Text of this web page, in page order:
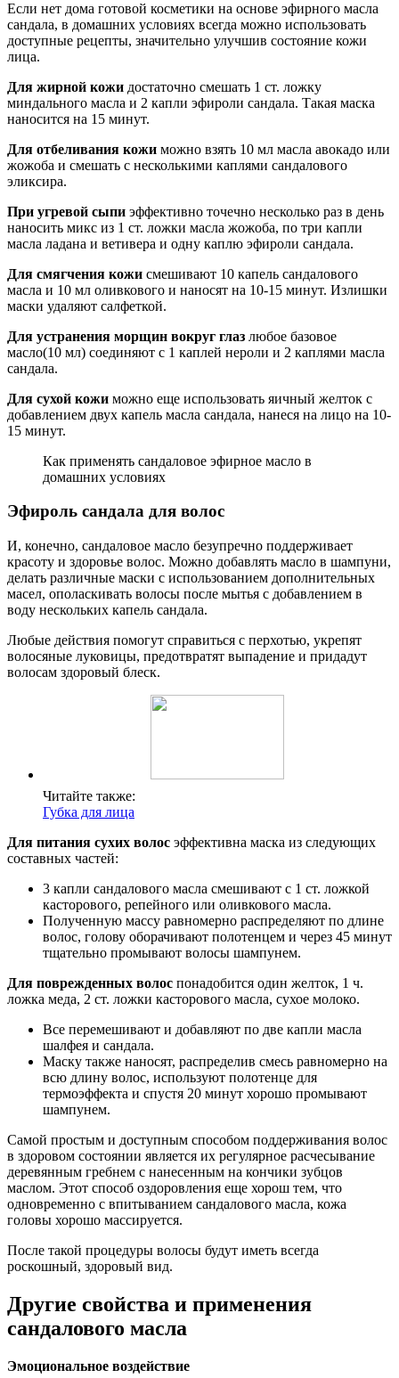
Если нет дома готовой косметики на основе эфирного масла
сандала, в домашних условиях всегда можно использовать
доступные рецепты, значительно улучшив состояние кожи
лица.
Для жирной кожи достаточно смешать 1 ст. ложку
миндального масла и 2 капли эфироли сандала. Такая маска
наносится на 15 минут.
Для отбеливания кожи можно взять 10 мл масла авокадо или
жожоба и смешать с несколькими каплями сандалового
эликсира.
При угревой сыпи эффективно точечно несколько раз в день
наносить микс из 1 ст. ложки масла жожоба, по три капли
масла ладана и ветивера и одну каплю эфироли сандала.
Для смягчения кожи смешивают 10 капель сандалового
масла и 10 мл оливкового и наносят на 10-15 минут. Излишки
маски удаляют салфеткой.
Для устранения морщин вокруг глаз любое базовое
масло(10 мл) соединяют с 1 каплей нероли и 2 каплями масла
сандала.
Для сухой кожи можно еще использовать яичный желток с
добавлением двух капель масла сандала, нанеся на лицо на 10-
15 минут.
Как применять сандаловое эфирное масло в
домашних условиях
Эфироль сандала для волос
И, конечно, сандаловое масло безупречно поддерживает
красоту и здоровье волос. Можно добавлять масло в шампуни,
делать различные маски с использованием дополнительных
масел, ополаскивать волосы после мытья с добавлением в
воду нескольких капель сандала.
Любые действия помогут справиться с перхотью, укрепят
волосяные луковицы, предотвратят выпадение и придадут
волосам здоровый блеск.
Читайте также:
Губка для лица
Для питания сухих волос эффективна маска из следующих
составных частей:
3 капли сандалового масла смешивают с 1 ст. ложкой
касторового, репейного или оливкового масла.
Полученную массу равномерно распределяют по длине
волос, голову оборачивают полотенцем и через 45 минут
тщательно промывают волосы шампунем.
Для поврежденных волос понадобится один желток, 1 ч.
ложка меда, 2 ст. ложки касторового масла, сухое молоко.
Все перемешивают и добавляют по две капли масла
шалфея и сандала.
Маску также наносят, распределив смесь равномерно на
всю длину волос, используют полотенце для
термоэффекта и спустя 20 минут хорошо промывают
шампунем.
Самой простым и доступным способом поддерживания волос
в здоровом состоянии является их регулярное расчесывание
деревянным гребнем с нанесенным на кончики зубцов
маслом. Этот способ оздоровления еще хорош тем, что
одновременно с впитыванием сандалового масла, кожа
головы хорошо массируется.
После такой процедуры волосы будут иметь всегда
роскошный, здоровый вид.
Другие свойства и применения
сандалового масла
Эмоциональное воздействие